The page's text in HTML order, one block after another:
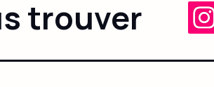
trouver